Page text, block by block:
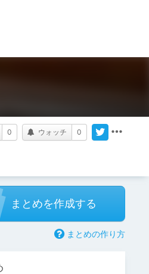
0 ウォッチ 0
まとめを作成する
まとめの作り方